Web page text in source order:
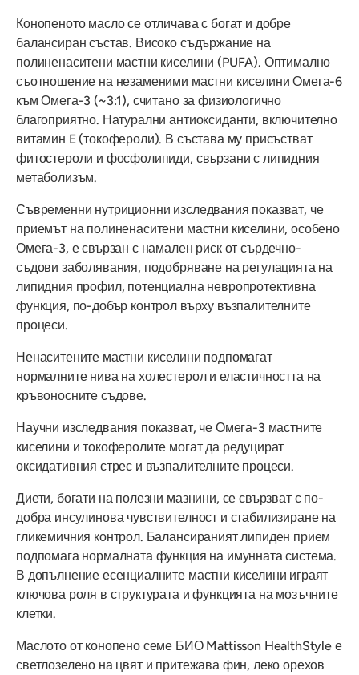
Конопеното масло се отличава с богат и добре
балансиран състав. Високо съдържание на
полиненаситени мастни киселини (PUFA). Оптимално
съотношение на незаменими мастни киселини Омега-6
към Омега-3 (~3:1), считано за физиологично
благоприятно. Натурални антиоксиданти, включително
витамин E (токофероли). В състава му присъстват
фитостероли и фосфолипиди, свързани с липидния
метаболизъм.
Съвременни нутриционни изследвания показват, че
приемът на полиненаситени мастни киселини, особено
Омега-3, е свързан с намален риск от сърдечно-
съдови заболявания, подобряване на регулацията на
липидния профил, потенциална невропротективна
функция, по-добър контрол върху възпалителните
процеси.
Ненаситените мастни киселини подпомагат
нормалните нива на холестерол и еластичността на
кръвоносните съдове.
Научни изследвания показват, че Омега-3 мастните
киселини и токоферолите могат да редуцират
оксидативния стрес и възпалителните процеси.
Диети, богати на полезни мазнини, се свързват с по-
добра инсулинова чувствителност и стабилизиране на
гликемичния контрол. Балансираният липиден прием
подпомага нормалната функция на имунната система.
В допълнение есенциалните мастни киселини играят
ключова роля в структурата и функцията на мозъчните
клетки.
Маслото от конопено семе БИО Mattisson HealthStyle е
светлозелено на цвят и притежава фин, леко орехов